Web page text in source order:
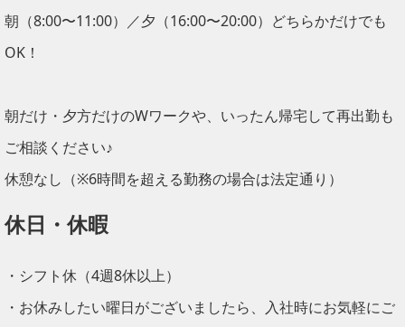
朝（8:00〜11:00）／夕（16:00〜20:00）どちらかだけでも
OK！
朝だけ・夕方だけのWワークや、いったん帰宅して再出勤も
ご相談ください♪
休憩なし（※6時間を超える勤務の場合は法定通り）
休日・休暇
・シフト休（4週8休以上）
・お休みしたい曜日がございましたら、入社時にお気軽にご